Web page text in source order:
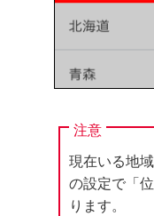
注意
現在いる地
の設定で「
ります。